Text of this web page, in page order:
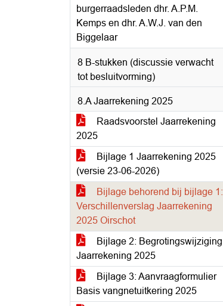
burgerraadsleden dhr. A.P.M.
Kemps en dhr. A.W.J. van den
Biggelaar
8 B-stukken (discussie verwacht
tot besluitvorming)
8.A Jaarrekening 2025
Raadsvoorstel Jaarrekening
2025
Bijlage 1 Jaarrekening 2025
(versie 23-06-2026)
Bijlage behorend bij bijlage 1:
Verschillenverslag Jaarrekening
2025 Oirschot
Bijlage 2: Begrotingswijziging
Jaarrekening 2025
Bijlage 3: Aanvraagformulier
Basis vangnetuitkering 2025